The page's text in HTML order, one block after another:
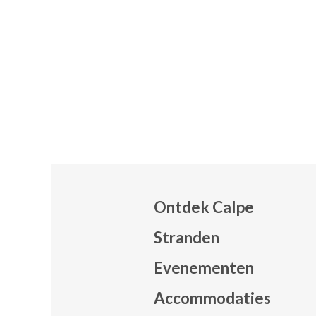
Ontdek Calpe
Stranden
Evenementen
Accommodaties